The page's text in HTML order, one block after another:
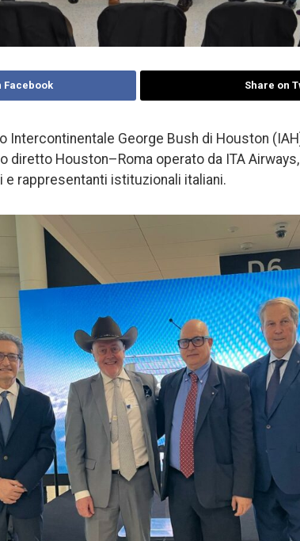
Facebook Share on
Intercontinentale George Bush di Houston
diretto Houston–Roma operato da ITA
rappresentanti istituzionali italiani.